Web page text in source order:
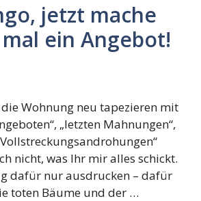
jetzt mache
ein Angebot!
Wohnung neu tapezieren mit
„letzten Mahnungen“,
nicht, was Ihr mir alles schickt.
dafür nur ausdrucken – dafür
toten Bäume und der …